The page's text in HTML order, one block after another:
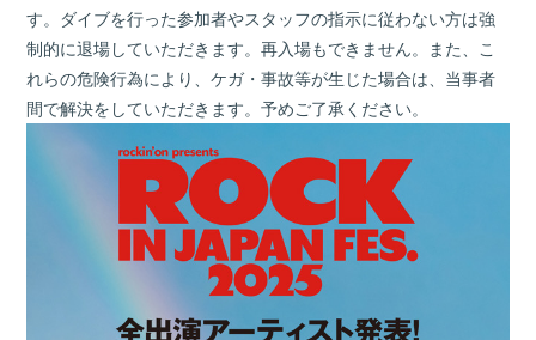
す。ダイブを行った参加者やスタッフの指示に従わない方は強
制的に退場していただきます。再入場もできません。また、こ
れらの危険行為により、ケガ・事故等が生じた場合は、当事者
間で解決をしていただきます。予めご了承ください。